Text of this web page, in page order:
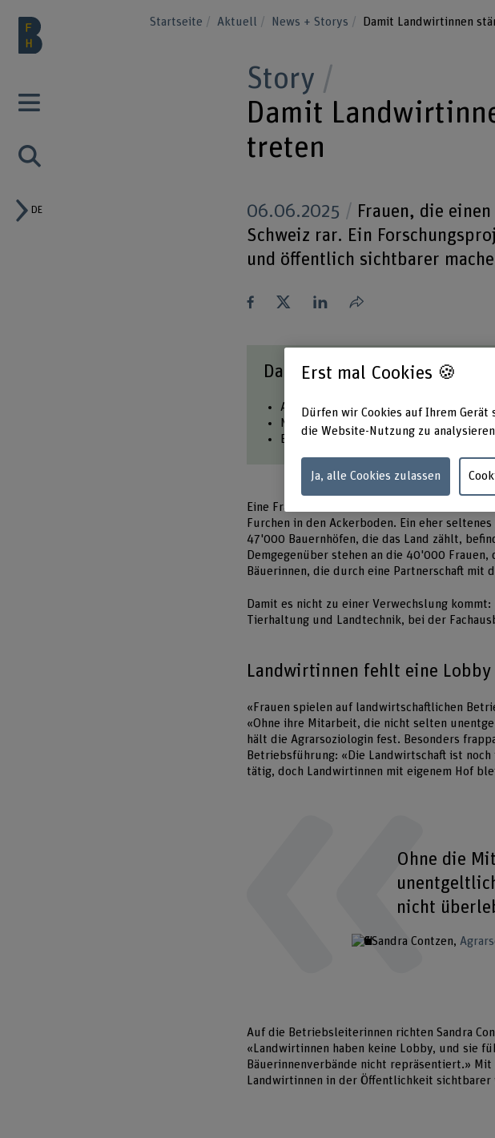
DE
Startseite Aktuell News + Storys Damit Landwirtinnen
Story
Damit
treten
06.06.2025
Frauen, die
Schweiz rar. Ein
und öffentlich sichtbarer
Teilen
Das Wichtigste in Kürze
Auf Schweizer Bauernhöfen arbeiten
Nur 7 Prozent der
Ein Forschungsprojekt will diese
Eine Frau fährt auf einem Traktor über ein
Furchen in den Ackerboden. Ein eher
47'000 Bauernhöfen, die das Land zählt,
Demgegenüber stehen an die 40'000
Bäuerinnen, die durch eine Partnerschaft mit
Damit es nicht zu einer Verwechslung
Tierhaltung und Landtechnik, bei der
Landwirtinnen fehlt eine Lobby
«Frauen spielen auf landwirtschaftlichen
«Ohne ihre Mitarbeit, die nicht selten
hält die Agrarsoziologin fest. Besonders
Betriebsführung: «Die Landwirtschaft ist
tätig, doch Landwirtinnen mit eigenem Hof
Ohne die
nicht
Sandra Contzen
Auf die Betriebsleiterinnen richten Sandra
«Landwirtinnen haben keine Lobby, und sie
Bäuerinnenverbände nicht repräsentiert.»
Landwirtinnen in der Öffentlichkeit
Erst mal Cookies 🍪
Dürfen wir Cookies auf Ihrem
die Website-Nutzung zu
Ja, alle Cookies zulassen